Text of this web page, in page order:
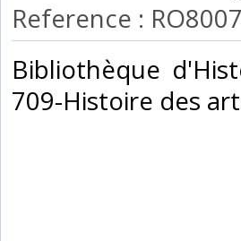
Reference :
‎Bibliothèque
709-Histoire des